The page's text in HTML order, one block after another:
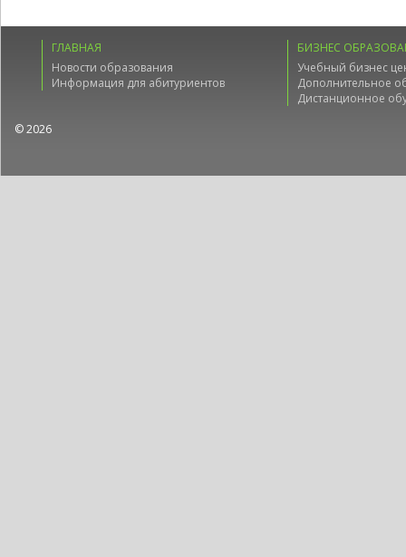
ГЛАВНАЯ
Новости образования
Информация для абитуриентов
БИЗНЕС
Учебный бизнес
Дополнительное
Дистанционное
© 2026